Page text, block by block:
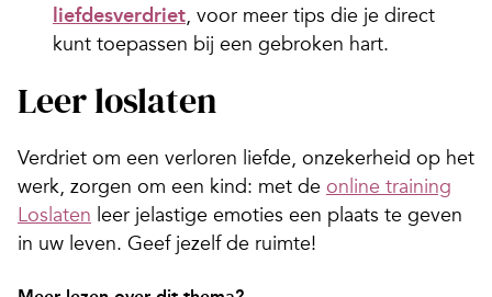
liefdesverdriet, voor meer tips die je direct
kunt toepassen bij een gebroken hart.
Leer loslaten
Verdriet om een verloren liefde, onzekerheid op het
werk, zorgen om een kind: met de online training
Loslaten leer jelastige emoties een plaats te geven
in uw leven. Geef jezelf de ruimte!